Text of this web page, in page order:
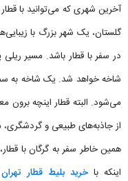
آخرین شهری که می‌توانید با
گلستان، یک شهر بزرگ با
در سفر با قطار باشد. مسیر
شاخه خواهد شد. یک شاخه به
می‌شود. البته قطار اینچه برون
از جاذبه‌های طبیعی و گردشگری،
همین خاطر سفر به گرگان با
اینکه با خرید بلیط قطار